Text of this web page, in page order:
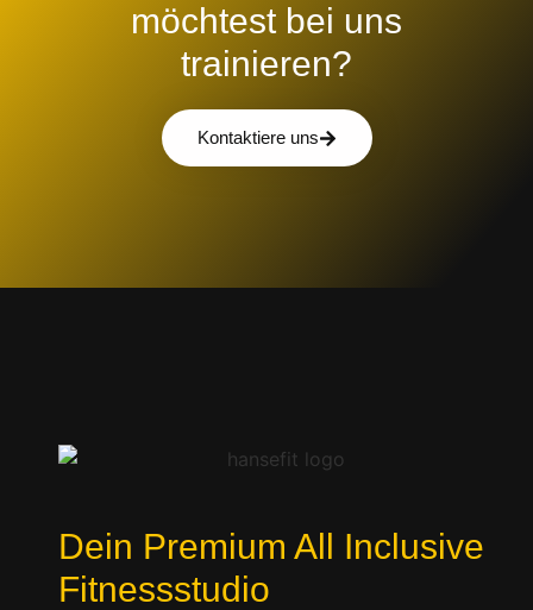
möchtest bei uns
trainieren?
Kontaktiere uns
Dein Premium All Inclusive
Fitnessstudio